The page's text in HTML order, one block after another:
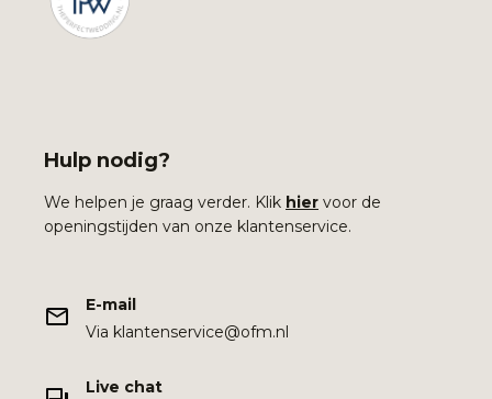
Hulp nodig?
We helpen je graag verder. Klik hier voor de
openingstijden van onze klantenservice.
E-mail
Via klantenservice@ofm.nl
Live chat